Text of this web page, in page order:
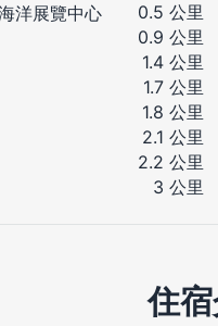
洋展覽中心
0.5 公里
0.9 公里
1.4 公里
1.7 公里
1.8 公里
2.1 公里
2.2 公里
3 公里
住